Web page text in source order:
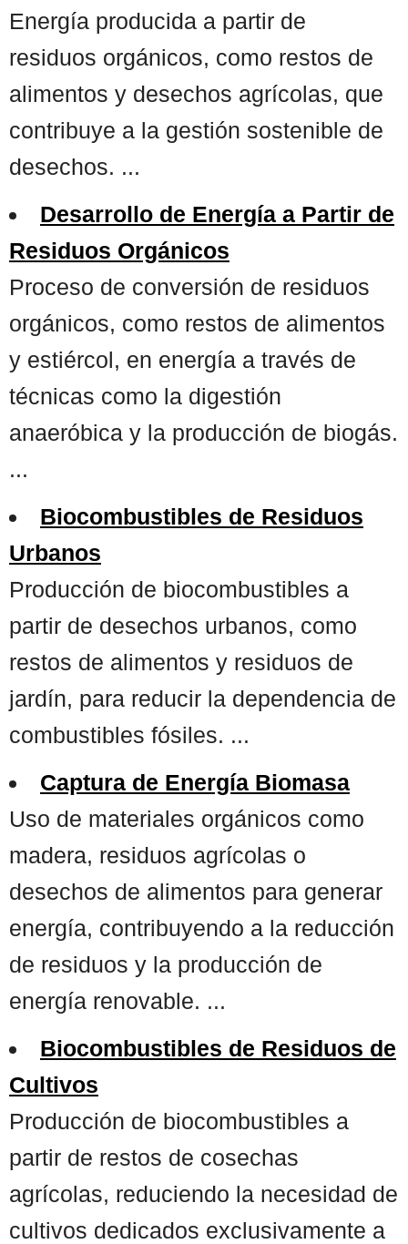
Energía producida a partir de
residuos orgánicos, como restos de
alimentos y desechos agrícolas, que
contribuye a la gestión sostenible de
desechos. ...
Desarrollo de Energía a Partir de
Residuos Orgánicos
Proceso de conversión de residuos
orgánicos, como restos de alimentos
y estiércol, en energía a través de
técnicas como la digestión
anaeróbica y la producción de biogás.
...
Biocombustibles de Residuos
Urbanos
Producción de biocombustibles a
partir de desechos urbanos, como
restos de alimentos y residuos de
jardín, para reducir la dependencia de
combustibles fósiles. ...
Captura de Energía Biomasa
Uso de materiales orgánicos como
madera, residuos agrícolas o
desechos de alimentos para generar
energía, contribuyendo a la reducción
de residuos y la producción de
energía renovable. ...
Biocombustibles de Residuos de
Cultivos
Producción de biocombustibles a
partir de restos de cosechas
agrícolas, reduciendo la necesidad de
cultivos dedicados exclusivamente a